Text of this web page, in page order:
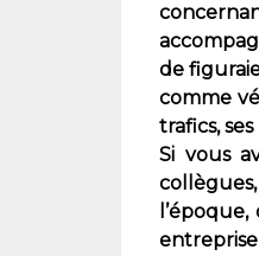
de
comme
trafics,
Si vous